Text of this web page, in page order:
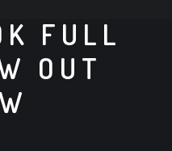
FULL
OUT